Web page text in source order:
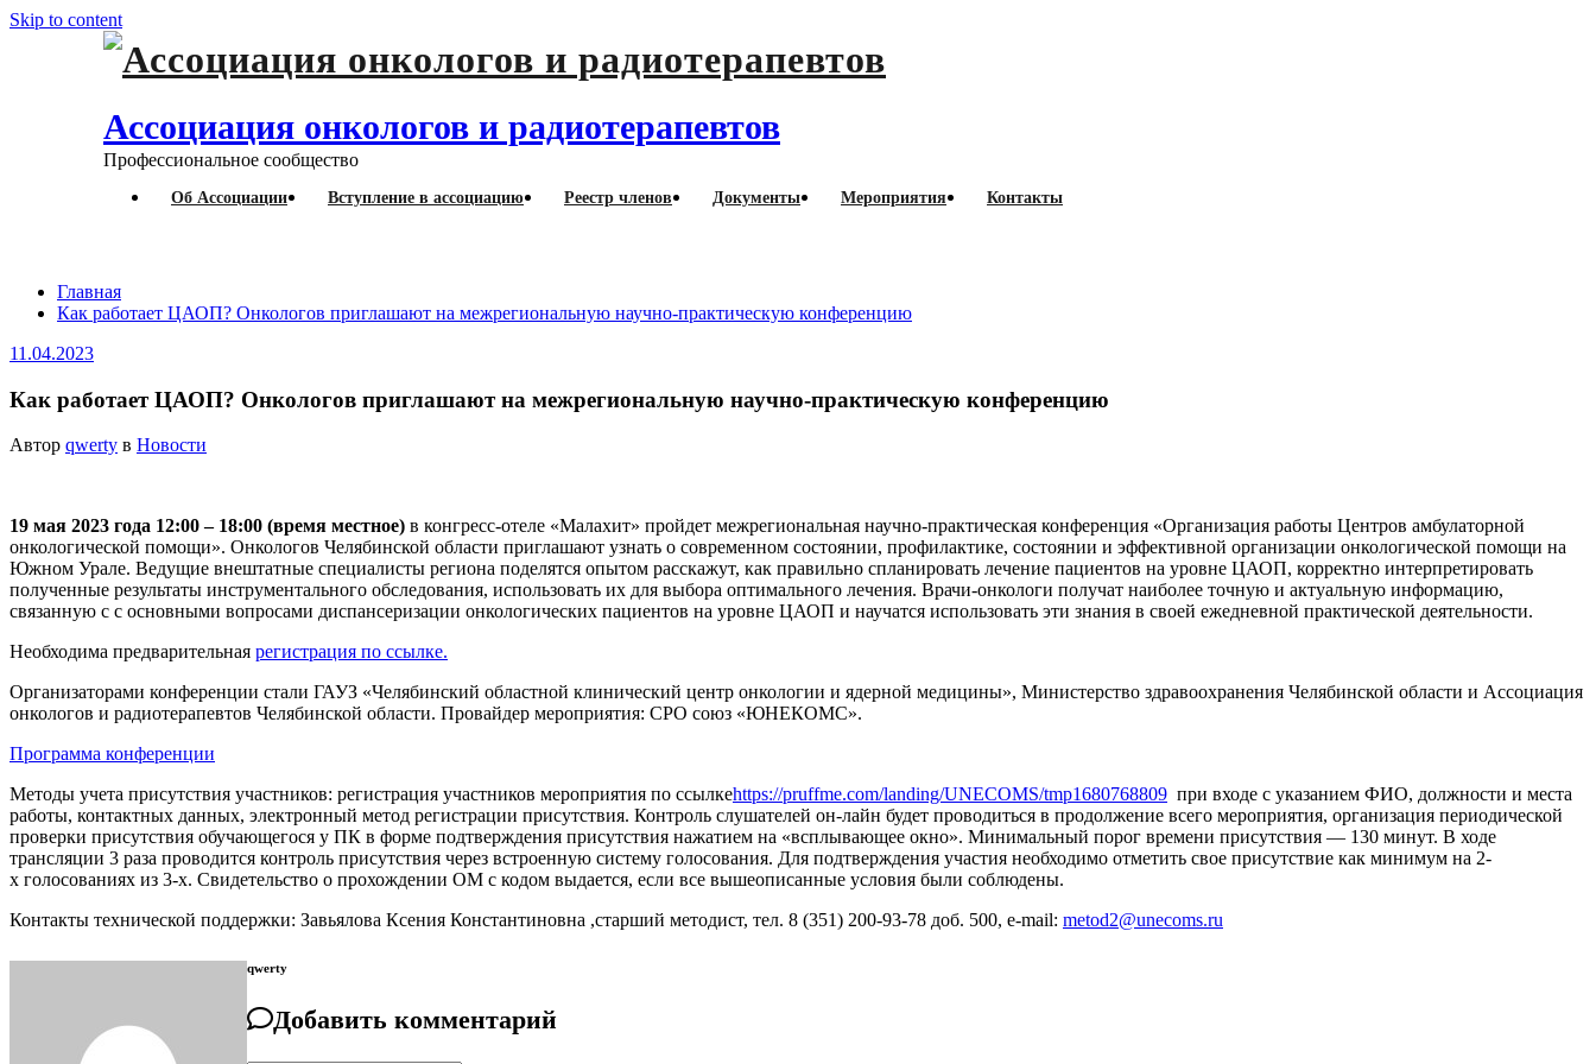
Skip to content
Ассоциация онкологов и радиотерапевтов
Профессиональное сообщество
Об Ассоциации Вступление в ассоциацию Реестр членов Документы Мероприятия Контакты
Главная
Как работает ЦАОП? Онкологов приглашают на межрегиональную научно-практическую конференцию
11.04.2023
Как работает ЦАОП? Онкологов приглашают на межрегиональную научно-практическую конференцию
Автор qwerty в Новости
19 мая 2023 года 12:00 – 18:00 (время местное) в конгресс-отеле «Малахит» пройдет межрегиональная научно-практическая конференция «Организация работы Центров амбулаторной
онкологической помощи». Онкологов Челябинской области приглашают узнать о современном состоянии, профилактике, состоянии и эффективной организации онкологической помощи на
Южном Урале. Ведущие внештатные специалисты региона поделятся опытом расскажут, как правильно спланировать лечение пациентов на уровне ЦАОП, корректно интерпретировать
полученные результаты инструментального обследования, использовать их для выбора оптимального лечения. Врачи-онкологи получат наиболее точную и актуальную информацию,
связанную с с основными вопросами диспансеризации онкологических пациентов на уровне ЦАОП и научатся использовать эти знания в своей ежедневной практической деятельности.
Необходима предварительная регистрация по ссылке.
Организаторами конференции стали ГАУЗ «Челябинский областной клинический центр онкологии и ядерной медицины», Министерство здравоохранения Челябинской области и Ассоциация
онкологов и радиотерапевтов Челябинской области. Провайдер мероприятия: СРО союз «ЮНЕКОМС».
Программа конференции
Методы учета присутствия участников: регистрация участников мероприятия по ссылкеhttps://pruffme.com/landing/UNECOMS/tmp1680768809 при входе с указанием ФИО, должности и места
работы, контактных данных, электронный метод регистрации присутствия. Контроль слушателей он-лайн будет проводиться в продолжение всего мероприятия, организация периодической
проверки присутствия обучающегося у ПК в форме подтверждения присутствия нажатием на «всплывающее окно». Минимальный порог времени присутствия — 130 минут. В ходе
трансляции 3 раза проводится контроль присутствия через встроенную систему голосования. Для подтверждения участия необходимо отметить свое присутствие как минимум на 2-
х голосованиях из 3-х. Свидетельство о прохождении ОМ с кодом выдается, если все вышеописанные условия были соблюдены.
Контакты технической поддержки: Завьялова Ксения Константиновна ,старший методист, тел. 8 (351) 200-93-78 доб. 500, e-mail: metod2@unecoms.ru
qwerty
Добавить комментарий